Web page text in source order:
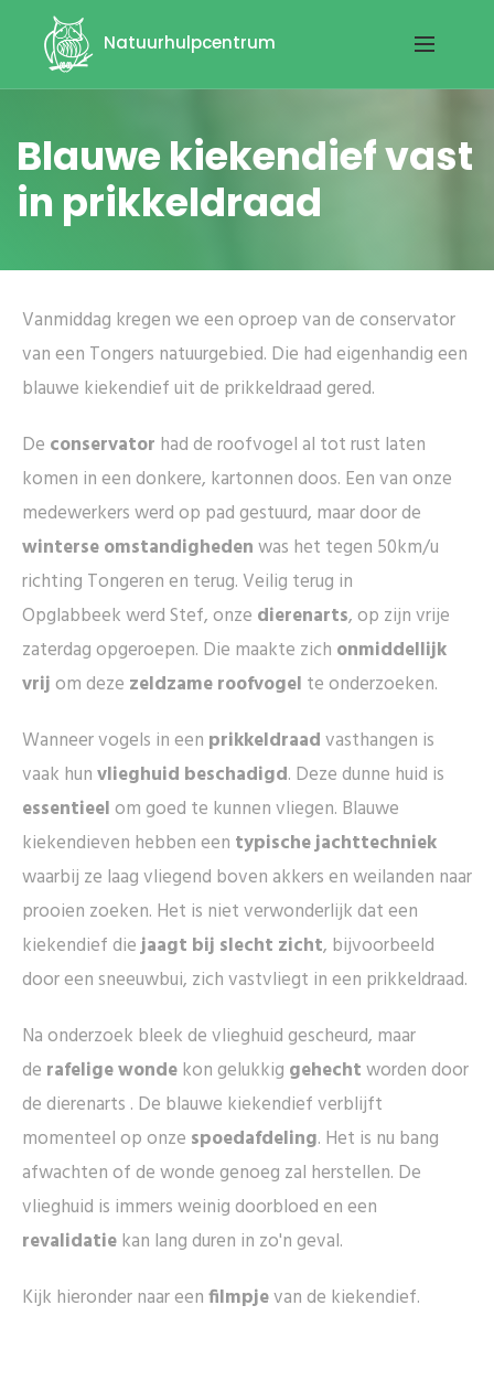
Natuurhulpcentrum
Blauwe kiekendief vast
in prikkeldraad
Vanmiddag kregen we een oproep van de conservator
van een Tongers natuurgebied. Die had eigenhandig een
blauwe kiekendief uit de prikkeldraad gered.
De conservator had de roofvogel al tot rust laten
komen in een donkere, kartonnen doos. Een van onze
medewerkers werd op pad gestuurd, maar door de
winterse omstandighedenwas het tegen 50km/u
richting Tongeren en terug. Veilig terug in
Opglabbeek werd Stef, onze dierenarts, op zijn vrije
zaterdag opgeroepen. Die maakte zich onmiddellijk
vrijom deze zeldzame roofvogel te onderzoeken.
Wanneer vogels in een prikkeldraadvasthangen is
vaak hunvlieghuid beschadigd. Deze dunne huid is
essentieelom goed te kunnen vliegen. Blauwe
kiekendieven hebben een typische jachttechniek
waarbij ze laag vliegend boven akkers en weilanden naar
prooien zoeken. Het is niet verwonderlijk dat een
kiekendief diejaagt bij slecht zicht, bijvoorbeeld
door een sneeuwbui, zich vastvliegt in een prikkeldraad.
Na onderzoek bleek de vlieghuid gescheurd, maar
de rafelige wondekon gelukkig gehechtworden door
de dierenarts . De blauwe kiekendief verblijft
momenteel op onze spoedafdeling. Het is nu bang
afwachten of de wonde genoeg zal herstellen. De
vlieghuid is immers weinig doorbloed en een
revalidatiekan lang duren in zo'n geval.
Kijk hieronder naar eenfilmpjevan de kiekendief.